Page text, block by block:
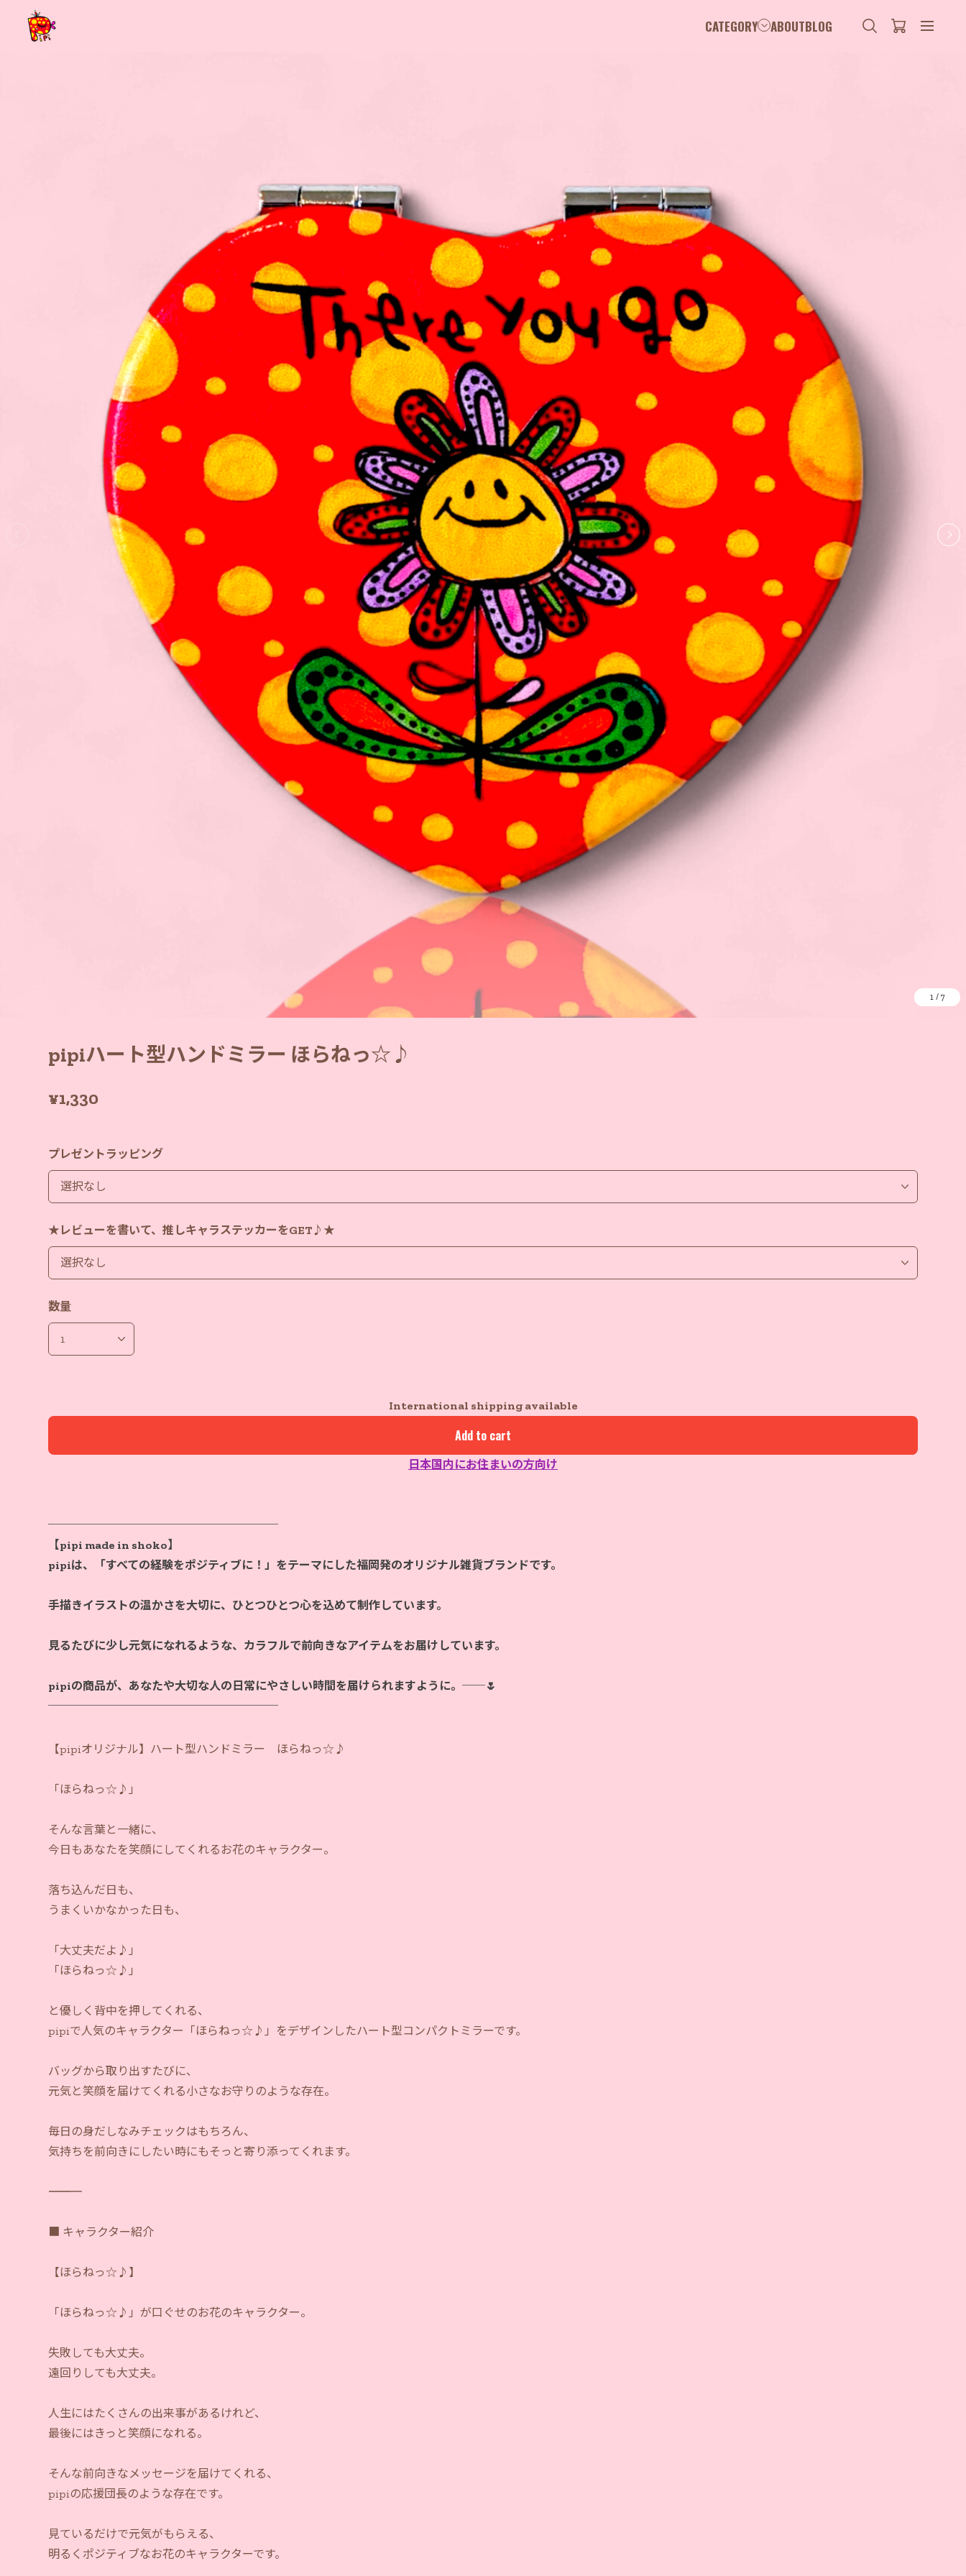
CATEGORY ABOUTBLOG
1 / 7
pipiハート型ハンドミラー ほらねっ☆♪
¥1,330
プレゼントラッピング
★レビューを書いて、推しキャラステッカーをGET♪★
数量
International shipping available
Add to cart
日本国内にお住まいの方向け
────────────────────
【pipi made in shoko】
pipiは、「すべての経験をポジティブに！」をテーマにした福岡発のオリジナル雑貨ブランドです。
手描きイラストの温かさを大切に、ひとつひとつ心を込めて制作しています。
見るたびに少し元気になれるような、カラフルで前向きなアイテムをお届けしています。
pipiの商品が、あなたや大切な人の日常にやさしい時間を届けられますように。──🌷
【pipiオリジナル】ハート型ハンドミラー ほらねっ☆♪
「ほらねっ☆♪」
そんな言葉と一緒に、
今日もあなたを笑顔にしてくれるお花のキャラクター。
落ち込んだ日も、
うまくいかなかった日も、
「大丈夫だよ♪」
「ほらねっ☆♪」
と優しく背中を押してくれる、
pipiで人気のキャラクター「ほらねっ☆♪」をデザインしたハート型コンパクトミラーです。
バッグから取り出すたびに、
元気と笑顔を届けてくれる小さなお守りのような存在。
毎日の身だしなみチェックはもちろん、
気持ちを前向きにしたい時にもそっと寄り添ってくれます。
―――――――――――
■ キャラクター紹介
【ほらねっ☆♪】
「ほらねっ☆♪」が口ぐせのお花のキャラクター。
失敗しても大丈夫。
遠回りしても大丈夫。
人生にはたくさんの出来事があるけれど、
最後にはきっと笑顔になれる。
そんな前向きなメッセージを届けてくれる、
pipiの応援団長のような存在です。
見ているだけで元気がもらえる、
明るくポジティブなお花のキャラクターです。